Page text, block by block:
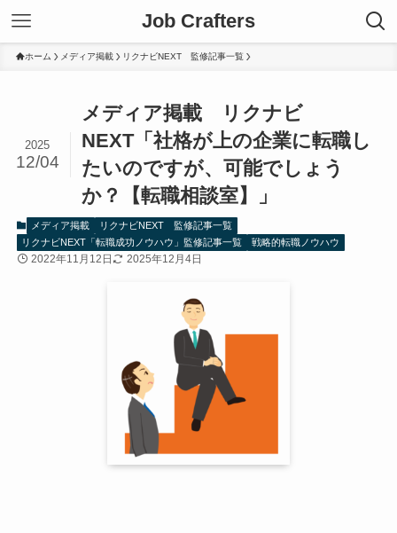
Job Crafters
ホーム メディア掲載 リクナビNEXT 監修記事一覧
メディア掲載 リクナビ
NEXT「社格が上の企業に転職し
たいのですが、可能でしょう
か？【転職相談室】」
2025
12/04
メディア掲載
リクナビNEXT 監修記事一覧
リクナビNEXT「転職成功ノウハウ」監修記事一覧
戦略的転職ノウハウ
2022年11月12日 2025年12月4日